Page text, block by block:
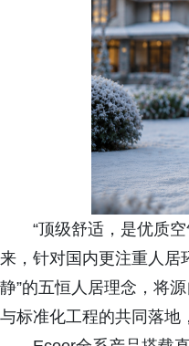
“顶级舒适，是优质
来，针对国内更注重人居
静”的五恒人居理念，将
与标准化工程的共同落地